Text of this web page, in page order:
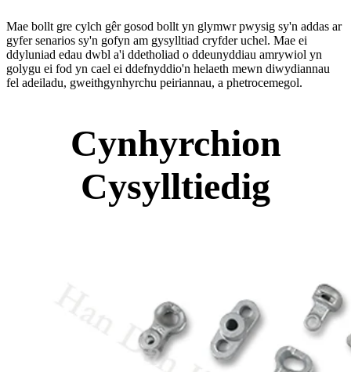
Mae bollt gre cylch gêr gosod bollt yn glymwr pwysig sy'n addas ar
gyfer senarios sy'n gofyn am gysylltiad cryfder uchel. Mae ei
ddyluniad edau dwbl a'i ddetholiad o ddeunyddiau amrywiol yn
golygu ei fod yn cael ei ddefnyddio'n helaeth mewn diwydiannau
fel adeiladu, gweithgynhyrchu peiriannau, a phetrocemegol.
Cynhyrchion
Cysylltiedig